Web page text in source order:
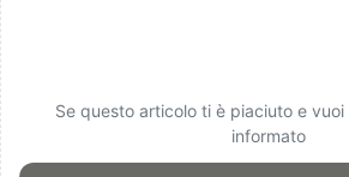
Se questo articolo ti è piaciuto e
informato